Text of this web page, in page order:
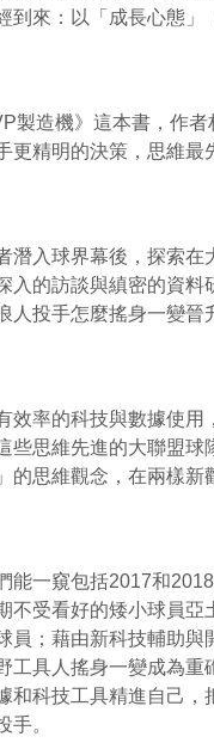
到來：以「成長心態」
製造機》這本書，作者
更精明的決策，思維最
潛入球界幕後，探索
入的訪談與縝密的資
人投手怎麼搖身一變晉
效率的科技與數據使
些思維先進的大聯盟
的思維觀念，在兩樣
能一窺包括2017和2018
不受看好的矮小球員亞
員；藉由新科技輔助與
工具人搖身一變成為重
和科技工具精進自己
手。